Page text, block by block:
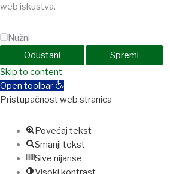
web iskustva.
Nužni
Odustani
Spremi
favorisenmatbet
Skip to content
Open toolbar
Pristupačnost web stranica
Povećaj tekst
Smanji tekst
Sive nijanse